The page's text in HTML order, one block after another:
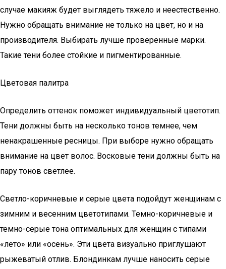
случае макияж будет выглядеть тяжело и неестественно.
Нужно обращать внимание не только на цвет, но и на
производителя. Выбирать лучше проверенные марки.
Такие тени более стойкие и пигментированные.
Цветовая палитра
Определить оттенок поможет индивидуальный цветотип.
Тени должны быть на несколько тонов темнее, чем
ненакрашенные ресницы. При выборе нужно обращать
внимание на цвет волос. Восковые тени должны быть на
пару тонов светлее.
Светло-коричневые и серые цвета подойдут женщинам с
зимним и весенним цветотипами. Темно-коричневые и
темно-серые тона оптимальных для женщин с типами
«лето» или «осень». Эти цвета визуально приглушают
рыжеватый отлив. Блондинкам лучше наносить серые